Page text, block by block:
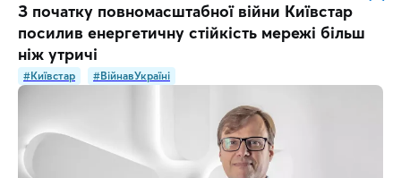
З початку повномасштабної війни Київстар
посилив енергетичну стійкість мережі більш
ніж утричі
#Київстар #ВійнавУкраїні